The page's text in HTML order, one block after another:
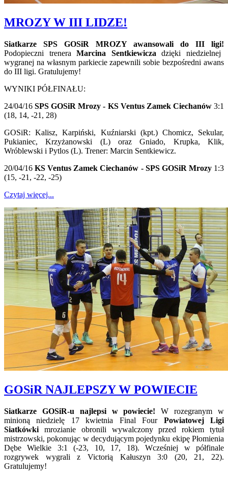
MROZY W III LIDZE!
Siatkarze SPS GOSiR MROZY awansowali do III ligi!
Podopieczni trenera Marcina Sentkiewicza dzięki niedzielnej
wygranej na własnym parkiecie zapewnili sobie bezpośredni awans
do III ligi. Gratulujemy!
WYNIKI PÓŁFINAŁU:
24/04/16SPS GOSiR Mrozy - KS Ventus Zamek Ciechanów3:1
(18, 14, -21, 28)
GOSiR: Kalisz, Karpiński, Kuźniarski (kpt.) Chomicz, Sekular,
Pukianiec, Krzyżanowski (L) oraz Gniado, Krupka, Klik,
Wróblewski i Pytlos (L). Trener: Marcin Sentkiewicz.
20/04/16KS Ventus Zamek Ciechanów - SPS GOSiR Mrozy 1:3
(15, -21, -22, -25)
Czytaj więcej...
GOSiR NAJLEPSZY W POWIECIE
Siatkarze GOSiR-u najlepsi w powiecie!W rozegranym w
minioną niedzielę 17 kwietnia Final Four Powiatowej Ligi
Siatkówki mrozianie obronili wywalczony przed rokiem tytuł
mistrzowski, pokonując w decydującym pojedynku ekipę Płomienia
Dębe Wielkie 3:1 (-23, 10, 17, 18). Wcześniej w półfinale
rozgrywek wygrali z Victorią Kałuszyn 3:0 (20, 21, 22).
Gratulujemy!